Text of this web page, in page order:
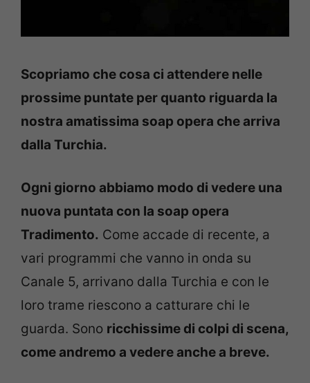
Scopriamo che cosa ci attendere nelle
prossime puntate per quanto riguarda la
nostra amatissima soap opera che arriva
dalla Turchia.
Ogni giorno abbiamo modo di vedere una
nuova puntata con la soap opera
Tradimento. Come accade di recente, a
vari programmi che vanno in onda su
Canale 5, arrivano dalla Turchia e con le
loro trame riescono a catturare chi le
guarda. Sono ricchissime di colpi di scena,
come andremo a vedere anche a breve.